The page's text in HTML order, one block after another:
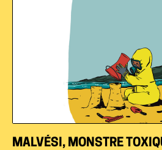
MALVÉSI, MONSTRE